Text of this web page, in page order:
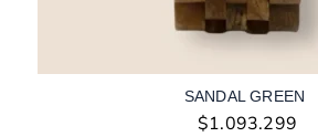
SANDAL GREEN
$1.093.299